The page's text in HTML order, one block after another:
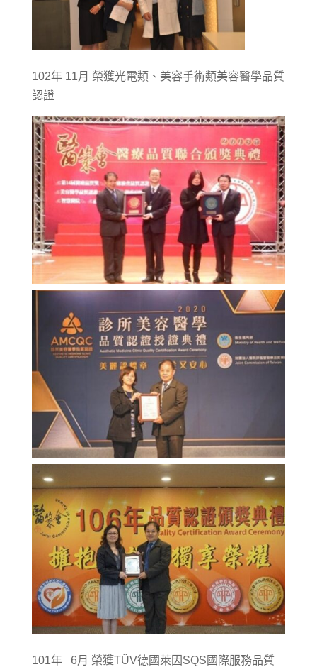
102年 11月 榮獲光電類、美容手術類美容醫學品質
認證
101年 6月 榮獲TÜV德國萊因SQS國際服務品質